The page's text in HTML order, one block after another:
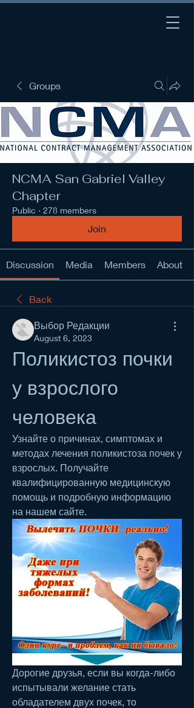
Groups
NCMA San Gabriel Valley
Chapter
Public · 278 members
Join
Discussion Media Members About
Back
Выбор Редакции
August 6, 2023
Поликистоз почки
у взрослого
человека
Узнайте о причинах, симптомах и
методах лечения поликистоза почек у
взрослых. Получайте
квалифицированную медицинскую
помощь и подробную информацию
на нашем сайте.
Дорогие друзья, если вы когда-либо
испытывали желание стать
обладателем двух почек, то